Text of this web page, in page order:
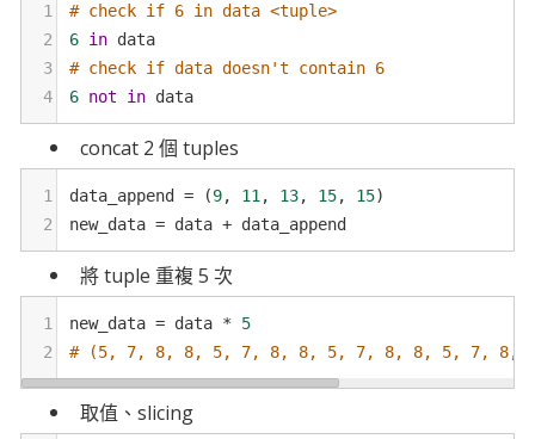
1
# check if 6 in data <tuple>
2
6 in data
3
# check if data doesn't contain 6
4
6 not in data
concat 2 個 tuples
1 data_append = (9, 11 , 13, 15, 15)
2
new_data = data + data_append
將 tuple 重複 5 次
1 new_data = data *
5
2
# (5, 7, 8, 8, 5, 7, 8, 8, 5, 7, 8, 8, 5, 7, 8,
取值、slicing